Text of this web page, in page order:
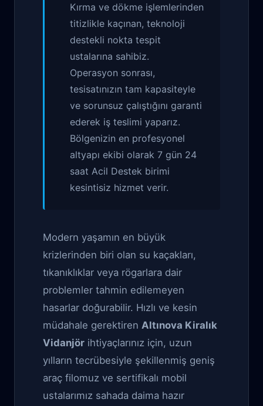
Kırma ve dökme işlemlerinden
titizlikle kaçınan, teknoloji
destekli nokta tespit
ustalarına sahibiz.
Operasyon sonrası,
tesisatınızın tam kapasiteyle
ve sorunsuz çalıştığını garanti
ederek iş teslimi yaparız.
Bölgenizin en profesyonel
altyapı ekibi olarak 7 gün 24
saat Acil Destek birimi
kesintisiz hizmet verir.
Modern yaşamın en büyük
krizlerinden biri olan su kaçakları,
tıkanıklıklar veya rögarlara dair
problemler tahmin edilemeyen
hasarlar doğurabilir. Hızlı ve kesin
müdahale gerektiren Altınova Kiralık
Vidanjör ihtiyaçlarınız için, uzun
yılların tecrübesiyle şekillenmiş geniş
araç filomuz ve sertifikalı mobil
ustalarımız sahada daima hazır